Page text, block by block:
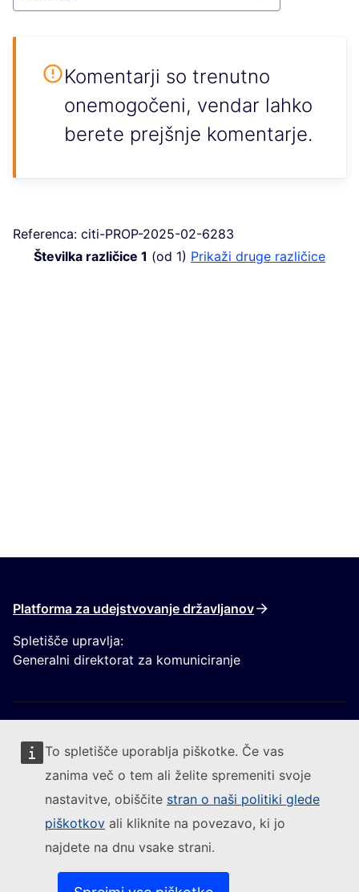
To spletišče uporablja piškotke. Če vas
zanima več o tem ali želite spremeniti svoje
nastavitve, obiščite stran o naši politiki glede
piškotkov ali kliknite na povezavo, ki jo
najdete na dnu vsake strani.
Komentarji so trenutno
onemogočeni, vendar lahko
berete prejšnje komentarje.
Referenca: citi-PROP-2025-02-6283
Številka različice 1 (od 1) Prikaži druge različice
Platforma za udejstvovanje državljanov
Spletišče upravlja:
Generalni direktorat za komuniciranje
Sledite Evropski komisiji
Kontakt(Zunanja povezava)
Prijavite ranljivost informacijskega sistema
Jeziki na naših spletiščih(Zunanja povezava)
(Zunanja povezava)